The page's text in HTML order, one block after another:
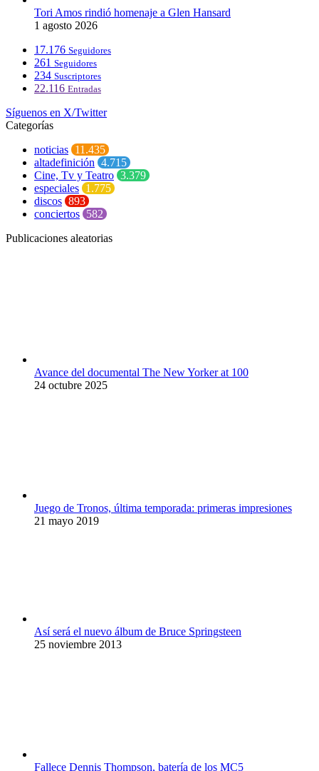
Tori Amos rindió homenaje a Glen Hansard
1 agosto 2026
17.176 Seguidores
261 Seguidores
234 Suscriptores
22.116 Entradas
Síguenos en X/Twitter
Categorías
noticias 11.435
altadefinición 4.715
Cine, Tv y Teatro 3.379
especiales 1.775
discos 893
conciertos 582
Publicaciones aleatorias
Avance del documental The New Yorker at 100
24 octubre 2025
Juego de Tronos, última temporada: primeras impresiones
21 mayo 2019
Así será el nuevo álbum de Bruce Springsteen
25 noviembre 2013
Fallece Dennis Thompson, batería de los MC5